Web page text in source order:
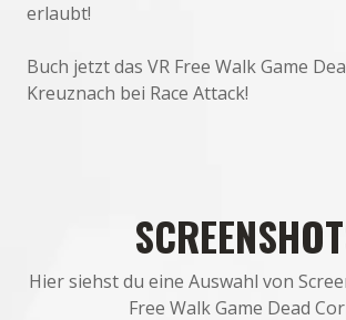
erlaubt!
Buch jetzt das VR Free Walk Game
Kreuznach bei Race Attack!
Hier siehst du eine Auswahl von
Free Walk Game Dead